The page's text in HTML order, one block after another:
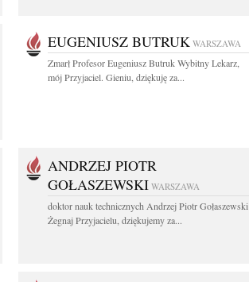
EUGENIUSZ BUTRUK WARSZAWA
Zmarł Profesor Eugeniusz Butruk Wybitny Lekarz,
mój Przyjaciel. Gieniu, dziękuję za...
ANDRZEJ PIOTR
GOŁASZEWSKI WARSZAWA
doktor nauk technicznych Andrzej Piotr Gołaszewski
Żegnaj Przyjacielu, dziękujemy za...